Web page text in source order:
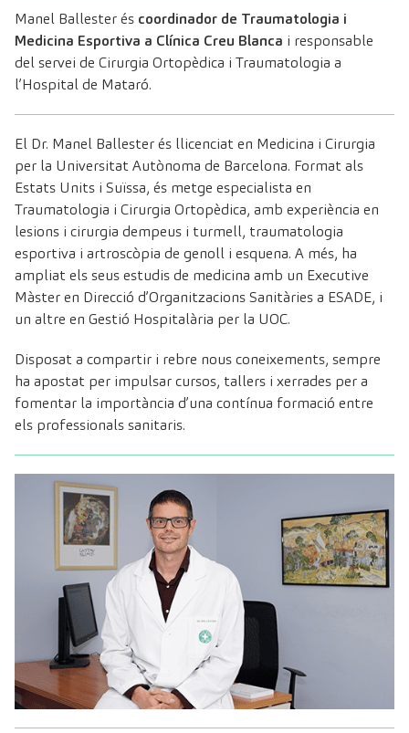
Manel Ballester és coordinador de Traumatologia i
Medicina Esportiva a Clínica Creu Blanca i responsable
del servei de Cirurgia Ortopèdica i Traumatologia a
l’Hospital de Mataró.
El Dr. Manel Ballesterés llicenciat en Medicina i Cirurgia
per la Universitat Autònoma de Barcelona. Format als
Estats Units i Suïssa, és metge especialista en
Traumatologia i Cirurgia Ortopèdica, amb experiència en
lesions i cirurgia dempeus i turmell, traumatologia
esportiva i artroscòpia de genoll i esquena. A més, ha
ampliat els seus estudis de medicina amb un Executive
Màster en Direcció d’Organitzacions Sanitàries a ESADE, i
un altre en Gestió Hospitalària per la UOC.
Disposat a compartir i rebre nous coneixements, sempre
ha apostat per impulsar cursos, tallers i xerrades per a
fomentar la importància d’una contínua formació entre
els professionals sanitaris.